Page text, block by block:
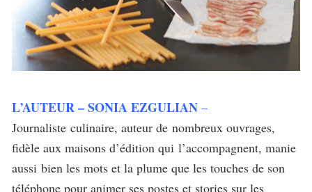
L’AUTEUR – SONIA EZGULIAN –
Journaliste culinaire, auteur de nombreux ouvrages,
fidèle aux maisons d’édition qui l’accompagnent, manie
aussi bien les mots et la plume que les touches de son
téléphone pour animer ses postes et stories sur les